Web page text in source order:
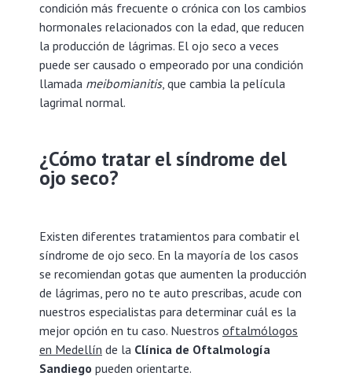
condición más frecuente o crónica con los cambios
hormonales relacionados con la edad, que reducen
la producción de lágrimas. El ojo seco a veces
puede ser causado o empeorado por una condición
llamada meibomianitis, que cambia la película
lagrimal normal.
¿Cómo tratar el síndrome del
ojo seco?
Existen diferentes tratamientos para combatir el
síndrome de ojo seco. En la mayoría de los casos
se recomiendan gotas que aumenten la producción
de lágrimas, pero no te auto prescribas, acude con
nuestros especialistas para determinar cuál es la
mejor opción en tu caso. Nuestros oftalmólogos
en Medellín de la Clínica de Oftalmología
Sandiego pueden orientarte.